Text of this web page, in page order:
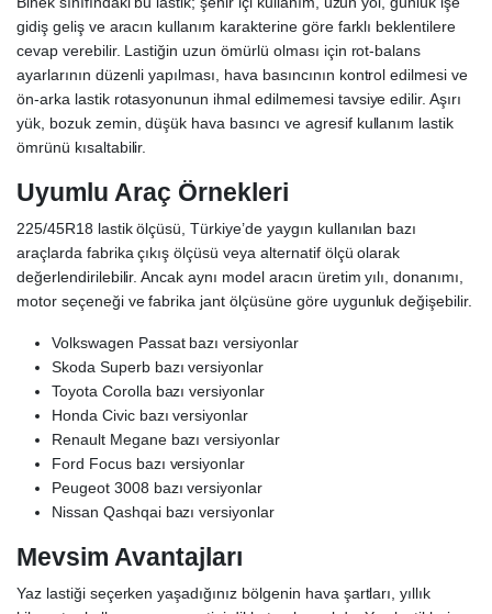
gidiş geliş ve aracın kullanım karakterine göre farklı beklentilere
cevap verebilir. Lastiğin uzun ömürlü olması için rot-balans
ayarlarının düzenli yapılması, hava basıncının kontrol edilmesi ve
ön-arka lastik rotasyonunun ihmal edilmemesi tavsiye edilir. Aşırı
yük, bozuk zemin, düşük hava basıncı ve agresif kullanım lastik
ömrünü kısaltabilir.
Uyumlu Araç Örnekleri
225/45R18 lastik ölçüsü, Türkiye’de yaygın kullanılan bazı
araçlarda fabrika çıkış ölçüsü veya alternatif ölçü olarak
değerlendirilebilir. Ancak aynı model aracın üretim yılı, donanımı,
motor seçeneği ve fabrika jant ölçüsüne göre uygunluk değişebilir.
Volkswagen Passat bazı versiyonlar
Skoda Superb bazı versiyonlar
Toyota Corolla bazı versiyonlar
Honda Civic bazı versiyonlar
Renault Megane bazı versiyonlar
Ford Focus bazı versiyonlar
Peugeot 3008 bazı versiyonlar
Nissan Qashqai bazı versiyonlar
Mevsim Avantajları
Yaz lastiği seçerken yaşadığınız bölgenin hava şartları, yıllık